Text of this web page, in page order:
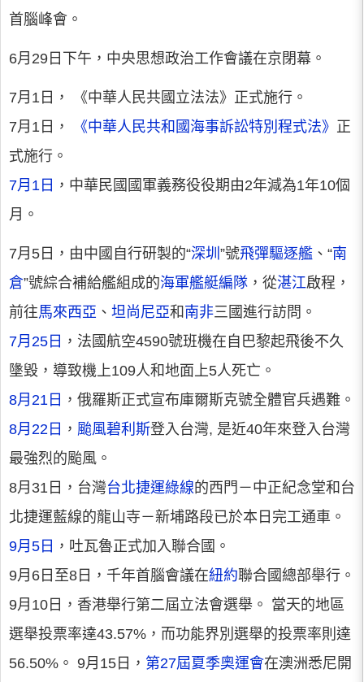
首腦峰會。
6月29日下午，中央思想政治工作會議在京閉幕。
7月1日， 《中華人民共國立法法》正式施行。
7月1日，
《中華人民共和國海事訴訟特別程式法》 正
式施行。
7月1日 ，中華民國國軍義務役役期由2年減為1年10個
月。
7月5日，由中國自行研製的“深圳 ”號飛彈驅逐艦 、“南
倉”號綜合補給艦組成的海軍艦艇編隊 ，從湛江啟程，
前往馬來西亞 、 坦尚尼亞和 南非三國進行訪問。
7月25日 ，法國航空4590號班機在自巴黎起飛後不久
墬毀，導致機上109人和地面上5人死亡。
8月21日 ，俄羅斯正式宣布庫爾斯克號全體官兵遇難。
8月22日 ， 颱風碧利斯登入台灣, 是近40年來登入台灣
最強烈的颱風。
8月31日，台灣台北捷運綠線的西門－中正紀念堂和台
北捷運藍線的龍山寺－新埔路段已於本日完工通車。
9月5日 ，吐瓦魯正式加入聯合國。
9月6日至8日，千年首腦會議在紐約聯合國總部舉行。
9月10日，香港舉行第二屆立法會選舉。 當天的地區
選舉投票率達43.57%，而功能界別選舉的投票率則達
56.50%。 9月15日， 第27屆夏季奧運會在澳洲悉尼開